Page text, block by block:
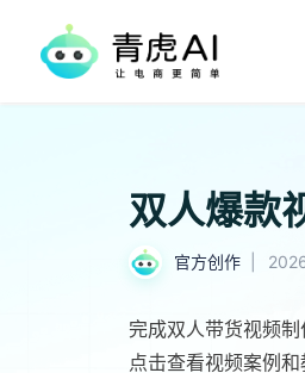
双人爆款
官方创作
完成双人带货视频
点击查看视频案例